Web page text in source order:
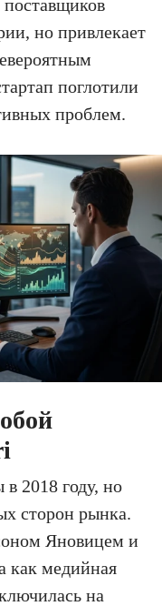
но привлекает
поглотили
проблем.
2018 году, но
сторон рынка.
Яновицем и
как медийная
на